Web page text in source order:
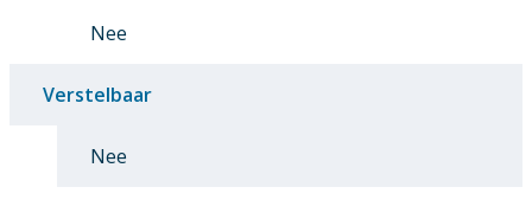
Nee
Verstelbaar
Nee